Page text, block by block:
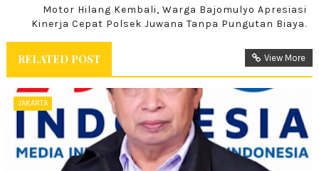
Motor Hilang Kembali, Warga Bajomulyo Apresiasi
Kinerja Cepat Polsek Juwana Tanpa Pungutan Biaya.
RELATED POST View More
JAKARTA